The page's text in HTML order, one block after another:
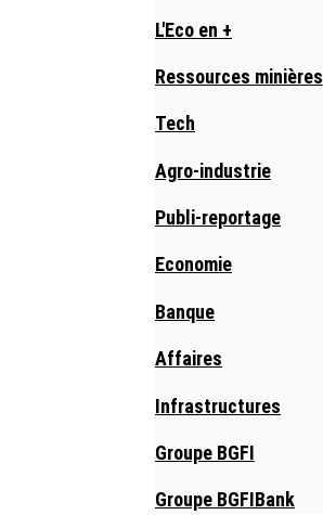
L'Eco en +
Ressources minières
Tech
Agro-industrie
Publi-reportage
Economie
Banque
Affaires
Infrastructures
Groupe BGFI
Groupe BGFIBank